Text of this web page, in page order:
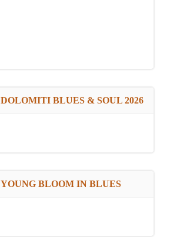
DOLOMITI BLUES & SOUL 2026
YOUNG BLOOM IN BLUES